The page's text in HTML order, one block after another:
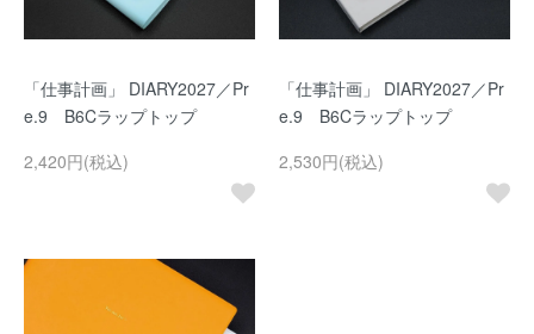
「仕事計画」 DIARY2027／Pr
e.9 B6Cラップトップ
2,420円(税込)
「仕事計画」 DIARY2027／Pr
e.9 B6Cラップトップ
2,530円(税込)